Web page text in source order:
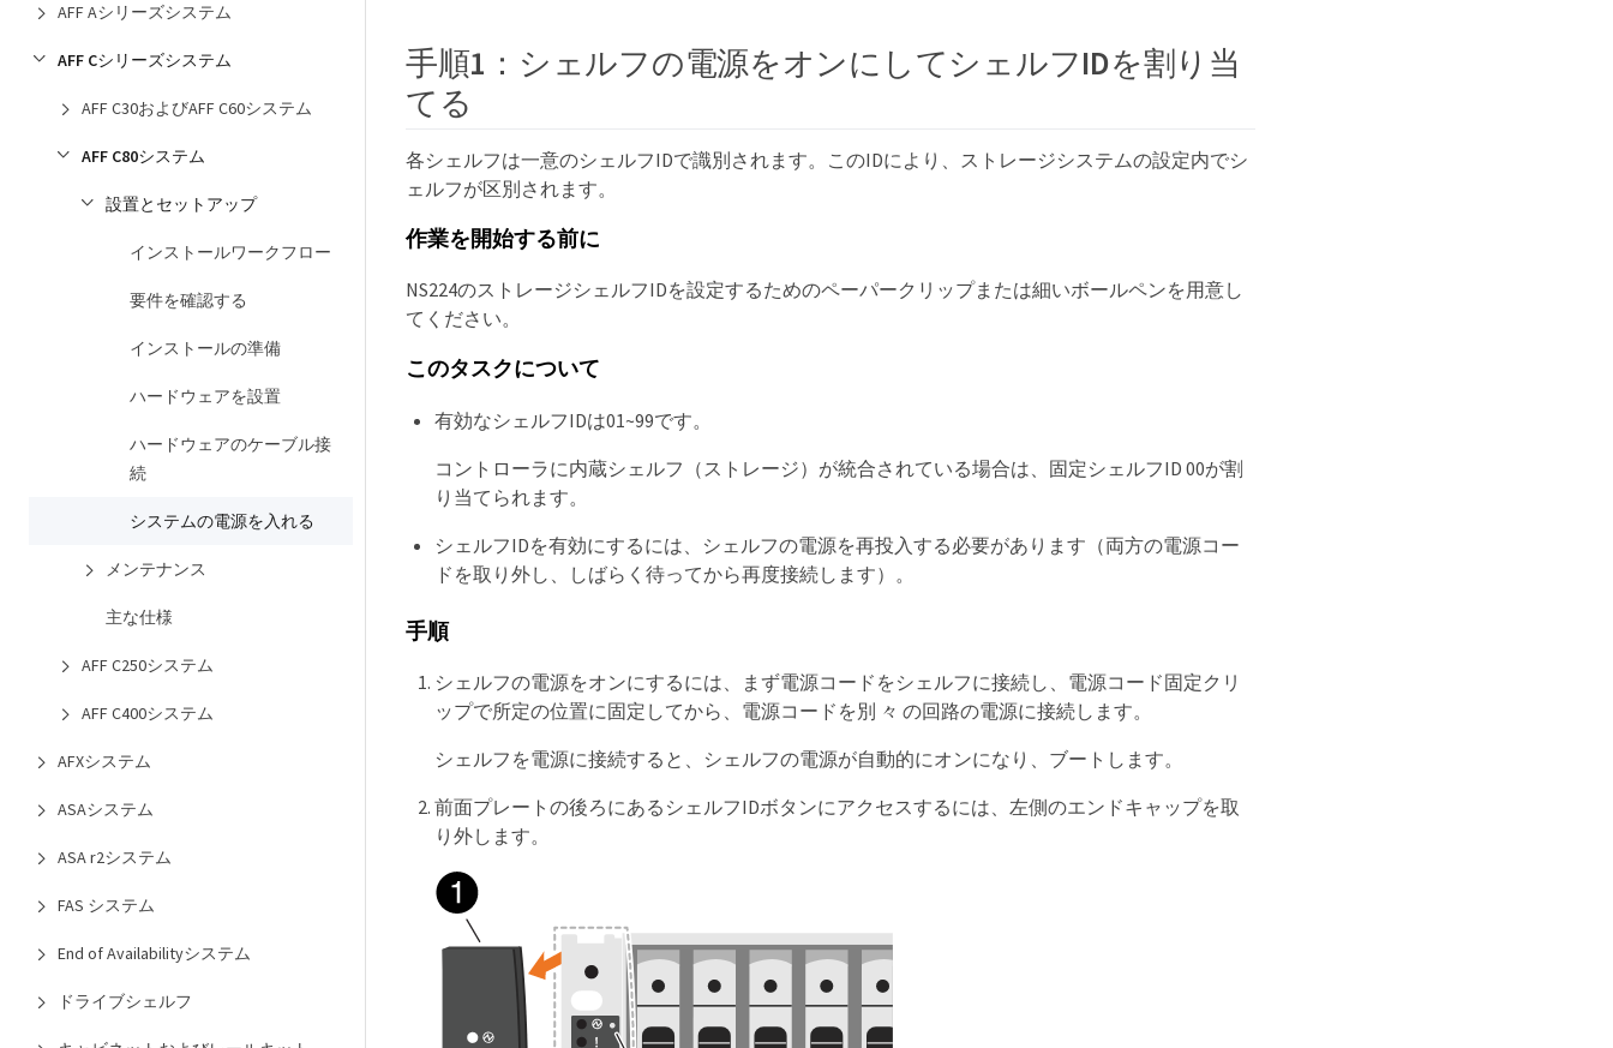
AFF Aシリーズシステム
AFF Cシリーズシステム
AFF C30およびAFF C60システム
AFF C80システム
設置とセットアップ
インストールワークフロー
要件を確認する
インストールの準備
ハードウェアを設置
ハードウェアのケーブル接
続
システムの電源を入れる
メンテナンス
主な仕様
AFF C250システム
AFF C400システム
AFXシステム
ASAシステム
ASA r2システム
FAS システム
End of Availabilityシステム
ドライブシェルフ
手順1：シェルフの電源をオンにしてシェルフIDを割り当
てる
各シェルフは一意のシェルフIDで識別されます。このIDにより、ストレージシステムの設定内でシ
ェルフが区別されます。
作業を開始する前に
NS224のストレージシェルフIDを設定するためのペーパークリップまたは細いボールペンを用意し
てください。
このタスクについて
有効なシェルフIDは01~99です。
コントローラに内蔵シェルフ（ストレージ）が統合されている場合は、固定シェルフID 00が割
り当てられます。
シェルフIDを有効にするには、シェルフの電源を再投入する必要があります（両方の電源コー
ドを取り外し、しばらく待ってから再度接続します）。
手順
シェルフの電源をオンにするには、まず電源コードをシェルフに接続し、電源コード固定クリ
ップで所定の位置に固定してから、電源コードを別 々 の回路の電源に接続します。
シェルフを電源に接続すると、シェルフの電源が自動的にオンになり、ブートします。
前面プレートの後ろにあるシェルフIDボタンにアクセスするには、左側のエンドキャップを取
り外します。